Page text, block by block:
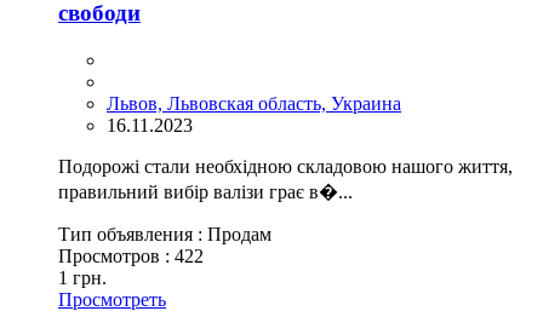
свободи
Львов, Львовская область, Украина
16.11.2023
Подорожі стали необхідною складовою нашого життя,
правильний вибір валізи грає в�...
Тип объявления : Продам
Просмотров : 422
1 грн.
Просмотреть